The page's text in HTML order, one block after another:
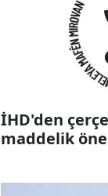
İHD'den
maddelik